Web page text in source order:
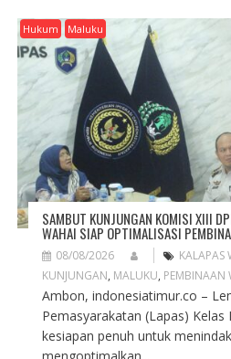
Hukum Maluku
SAMBUT KUNJUNGAN KOMISI XIII
WAHAI SIAP OPTIMALISASI
08/08/2026 KALAPAS
KUNJUNGAN, MALUKU, PEMBINAAN
Ambon, indonesiatimur.co –
Pemasyarakatan (Lapas) Kelas
kesiapan penuh untuk